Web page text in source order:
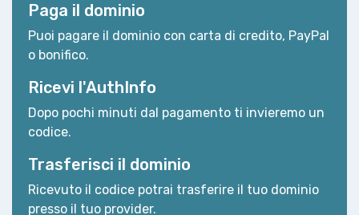
Paga il dominio
Puoi pagare il dominio con carta di credito, PayPal
o bonifico.
Ricevi l'AuthInfo
Dopo pochi minuti dal pagamento ti invieremo un
codice.
Trasferisci il dominio
Ricevuto il codice potrai trasferire il tuo dominio
presso il tuo provider.